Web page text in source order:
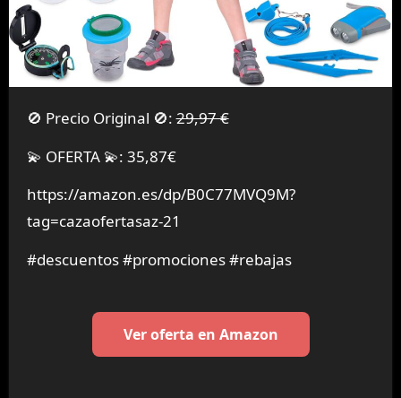
🚫 Precio Original 🚫:29,97 €
💫 OFERTA 💫: 35,87€
https://amazon.es/dp/B0C77MVQ9M?
tag=cazaofertasaz-21
#descuentos #promociones #rebajas
Ver oferta en Amazon